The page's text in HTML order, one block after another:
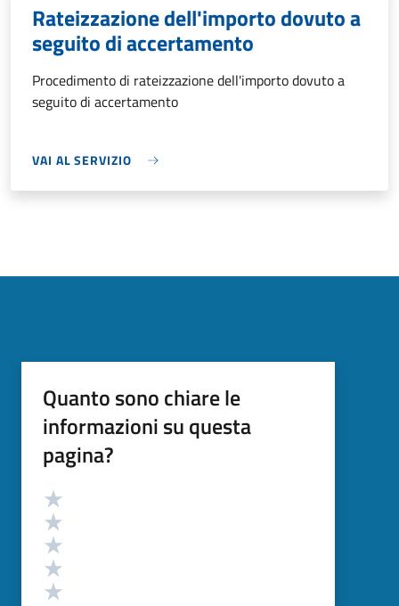
Rateizzazione dell'importo dovuto a
seguito di accertamento
Procedimento di rateizzazione dell'importo dovuto a
seguito di accertamento
VAI AL SERVIZIO
Quanto sono chiare le
informazioni su questa
pagina?
Valutazione